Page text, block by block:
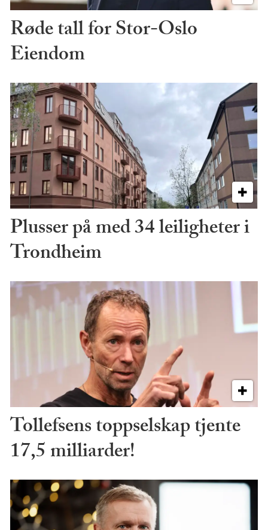
Røde tall for Stor-Oslo
Eiendom
Plusser på med 34 leiligheter i
Trondheim
Tollefsens toppselskap tjente
17,5 milliarder!